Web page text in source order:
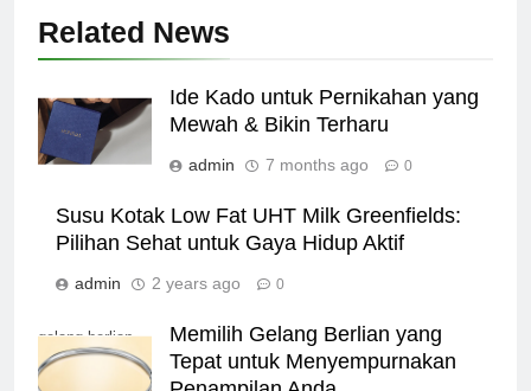
Related News
Ide Kado untuk Pernikahan yang
Mewah & Bikin Terharu
admin 7 months ago 0
Susu Kotak Low Fat UHT Milk Greenfields:
Pilihan Sehat untuk Gaya Hidup Aktif
admin 2 years ago 0
gelang berlian
Memilih Gelang Berlian yang
Tepat untuk Menyempurnakan